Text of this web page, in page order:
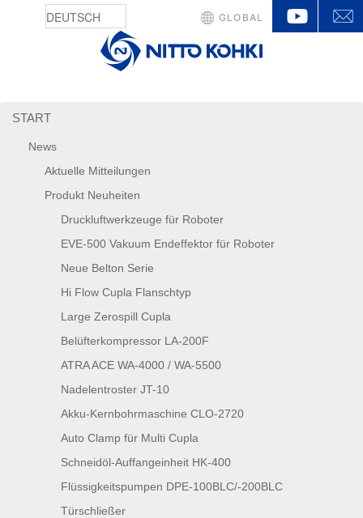
START
News
Aktuelle Mitteilungen
Produkt Neuheiten
Druckluftwerkzeuge für Roboter
EVE-500 Vakuum Endeffektor für Roboter
Neue Belton Serie
Hi Flow Cupla Flanschtyp
Large Zerospill Cupla
Belüfterkompressor LA-200F
ATRA ACE WA-4000 / WA-5500
Nadelentroster JT-10
Akku-Kernbohrmaschine CLO-2720
Auto Clamp für Multi Cupla
Schneidöl-Auffangeinheit HK-400
Flüssigkeitspumpen DPE-100BLC/-200BLC
Türschließer
GLOBAL